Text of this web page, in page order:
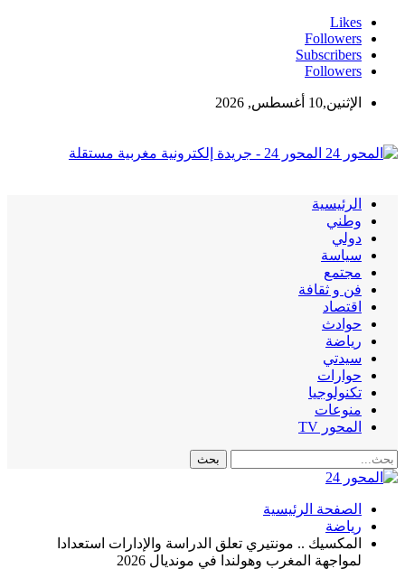
Likes
Followers
Subscribers
Followers
الإثنين,10 أغسطس, 2026
المحور 24 - جريدة إلكترونية مغربية مستقلة
الرئيسية
وطني
دولي
سياسة
مجتمع
فن و ثقافة
اقتصاد
حوادث
رياضة
سيدتي
حوارات
تكنولوجيا
منوعات
المحور TV
الصفحة الرئيسية
رياضة
المكسيك .. مونتيري تعلق الدراسة والإدارات استعدادا
لمواجهة المغرب وهولندا في مونديال 2026